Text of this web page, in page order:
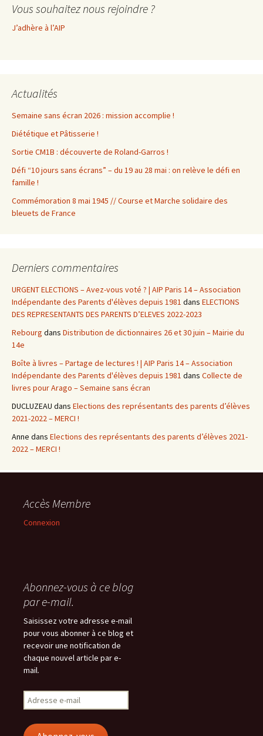
Vous souhaitez nous rejoindre ?
J’adhère à l’AIP
Actualités
Semaine sans écran 2026 : mission accomplie !
Diététique et Pâtisserie !
Sortie CM1B : découverte de Roland-Garros !
Défi “10 jours sans écrans” – du 19 au 28 mai : on relève le défi en
famille !
Commémoration 8 mai 1945 // Course et Marche solidaire des
bleuets de France
Derniers commentaires
URGENT ELECTIONS – Avez-vous voté ? | AIP Paris 14 – Association
Indépendante des Parents d'élèves depuis 1981 dans ELECTIONS
DES REPRESENTANTS DES PARENTS D’ELEVES 2022-2023
Rebourg dans Distribution de dictionnaires 26 et 30 juin – Mairie du
14e
Boîte à livres – Partage de lectures ! | AIP Paris 14 – Association
Indépendante des Parents d'élèves depuis 1981 dans Collecte de
livres pour Arago – Semaine sans écran
DUCLUZEAU dans Elections des représentants des parents d’élèves
2021-2022 – MERCI !
Anne dans Elections des représentants des parents d’élèves 2021-
2022 – MERCI !
Accès Membre
Connexion
Abonnez-vous à ce blog
par e-mail.
Saisissez votre adresse e-mail
pour vous abonner à ce blog et
recevoir une notification de
chaque nouvel article par e-
mail.
Adresse
e-